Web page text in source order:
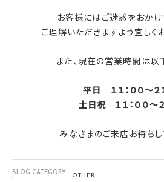
お客様にはご迷惑をおか
ご理解いただきますよう宜しく
また、現在の営業時間は以
平日 １１：００～２
土日祝 １１：００～２
みなさまのご来店お待ちし
BLOG CATEGORY
:
OTHER